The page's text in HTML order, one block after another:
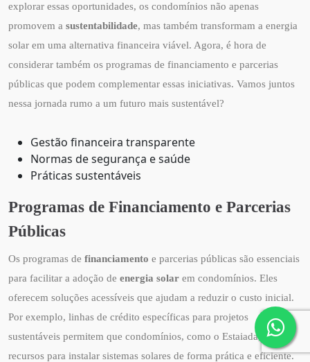
explorar essas oportunidades, os condomínios não apenas
promovem a sustentabilidade, mas também transformam a energia
solar em uma alternativa financeira viável. Agora, é hora de
considerar também os programas de financiamento e parcerias
públicas que podem complementar essas iniciativas. Vamos juntos
nessa jornada rumo a um futuro mais sustentável?
Gestão financeira transparente
Normas de segurança e saúde
Práticas sustentáveis
Programas de Financiamento e Parcerias
Públicas
Os programas de financiamento e parcerias públicas são essenciais
para facilitar a adoção de energia solar em condomínios. Eles
oferecem soluções acessíveis que ajudam a reduzir o custo inicial.
Por exemplo, linhas de crédito específicas para projetos
sustentáveis permitem que condomínios, como o Estaiada, acessem
recursos para instalar sistemas solares de forma prática e eficiente.